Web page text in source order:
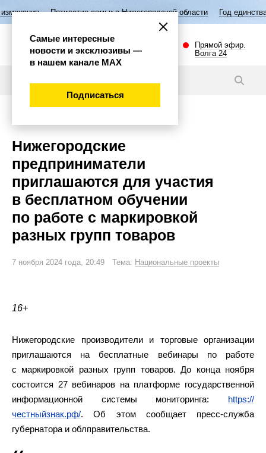
семьи в Нижегородской области Год единства народов
Прямой эфир.
Волга 24
Нижегородские
предприниматели
приглашаются для участия
в бесплатном обучении
по работе с маркировкой
разных групп товаров
7 ноября 2024 года, 20:49 Тема: Национальные проекты
16+
Нижегородские производители и торговые организации
приглашаются на бесплатные вебинары по работе
с маркировкой разных групп товаров. До конца ноября
состоится 27 вебинаров на платформе государственной
информационной системы мониторинга: https://
честныйзнак.рф/. Об этом сообщает пресс-служба
губернатора и облправительства.
Самые интересные
новости и эксклюзивы —
в нашем канале МАХ
Подписаться